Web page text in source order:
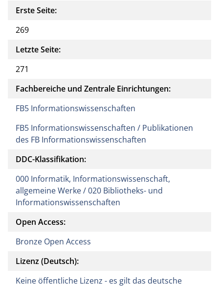
Erste Seite:
269
Letzte Seite:
271
Fachbereiche und Zentrale Einrichtungen:
FB5 Informationswissenschaften
FB5 Informationswissenschaften / Publikationen
des FB Informationswissenschaften
DDC-Klassifikation:
000 Informatik, Informationswissenschaft,
allgemeine Werke / 020 Bibliotheks- und
Informationswissenschaften
Open Access:
Bronze Open Access
Lizenz (Deutsch):
Keine öffentliche Lizenz - es gilt das deutsche